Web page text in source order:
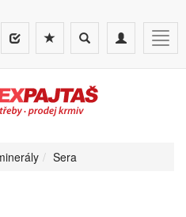
Toggle
navigation
Toggle
search
Sera